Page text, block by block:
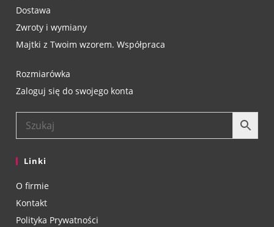
Dostawa
Zwroty i wymiany
Majtki z Twoim wzorem. Współpraca
Rozmiarówka
Zaloguj się do swojego konta
Linki
O firmie
Kontakt
Polityka Prywatności